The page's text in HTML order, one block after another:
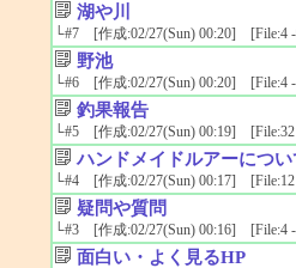
湖や川
└#7[作成:02/27(Sun) 00:20]
野池
└#6[作成:02/27(Sun) 00:20] [File:4
釣果報告
└#5[作成:02/27(Sun) 00:19]
ハンドメイドルアーについ
└#4[作成:02/27(Sun) 00:17]
疑問や質問
└#3[作成:02/27(Sun) 00:16]
面白い・よく見るHP